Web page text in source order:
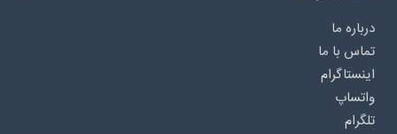
درباره‌ ما
تماس با ما
اینستاگرام
واتساپ
تلگرام